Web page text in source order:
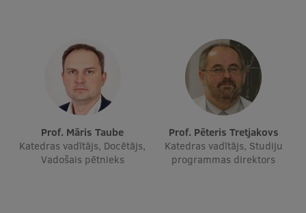
Prof. Māris Taube
Katedras vadītājs, Docētājs,
Vadošais pētnieks
Prof. Pēteris Tretjakovs
Katedras vadītājs, Studiju
programmas direktors